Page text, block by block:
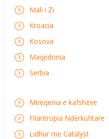
Mali i Zi
Kroacia
Kosova
Maqedonia
Serbia
Mirëqenia e kafshëve
Filantropia Ndërkufitare
Lidhur me Catalyst